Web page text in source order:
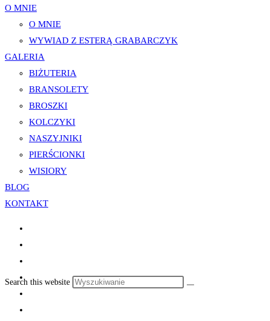
O MNIE
O MNIE
WYWIAD Z ESTERĄ GRABARCZYK
GALERIA
BIŻUTERIA
BRANSOLETY
BROSZKI
KOLCZYKI
NASZYJNIKI
PIERŚCIONKI
WISIORY
BLOG
KONTAKT
Search this website